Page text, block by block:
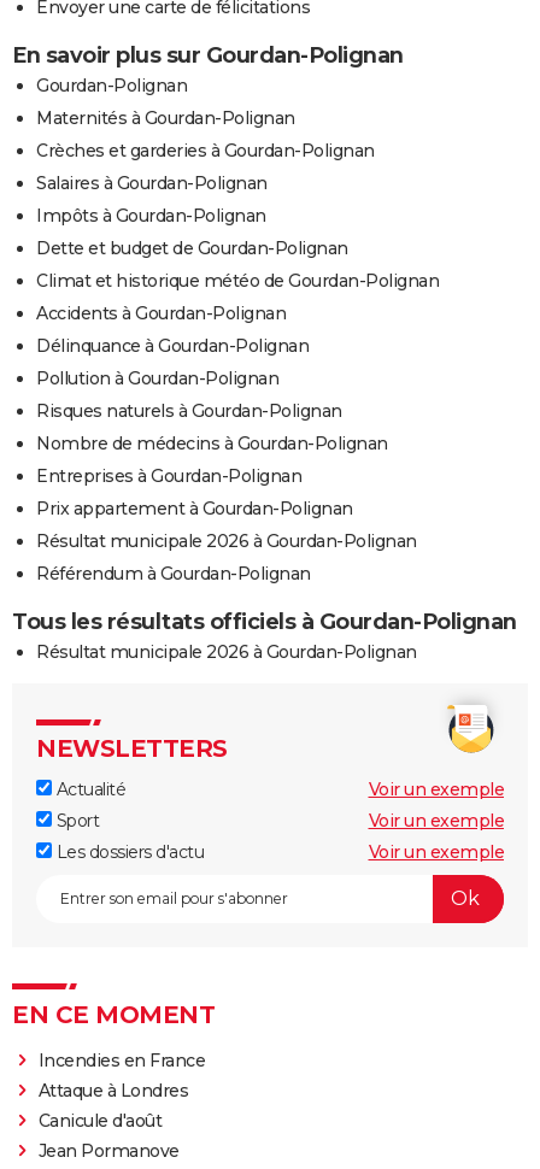
Envoyer une carte de félicitations
En savoir plus sur Gourdan-Polignan
Gourdan-Polignan
Maternités à Gourdan-Polignan
Crèches et garderies à Gourdan-Polignan
Salaires à Gourdan-Polignan
Impôts à Gourdan-Polignan
Dette et budget de Gourdan-Polignan
Climat et historique météo de Gourdan-Polignan
Accidents à Gourdan-Polignan
Délinquance à Gourdan-Polignan
Pollution à Gourdan-Polignan
Risques naturels à Gourdan-Polignan
Nombre de médecins à Gourdan-Polignan
Entreprises à Gourdan-Polignan
Prix appartement à Gourdan-Polignan
Résultat municipale 2026 à Gourdan-Polignan
Référendum à Gourdan-Polignan
Tous les résultats officiels à Gourdan-Polignan
Résultat municipale 2026 à Gourdan-Polignan
NEWSLETTERS
Actualité
Voir un exemple
Sport
Voir un exemple
Les dossiers d'actu
Voir un exemple
EN CE MOMENT
Incendies en France
Attaque à Londres
Canicule d'août
Jean Pormanove